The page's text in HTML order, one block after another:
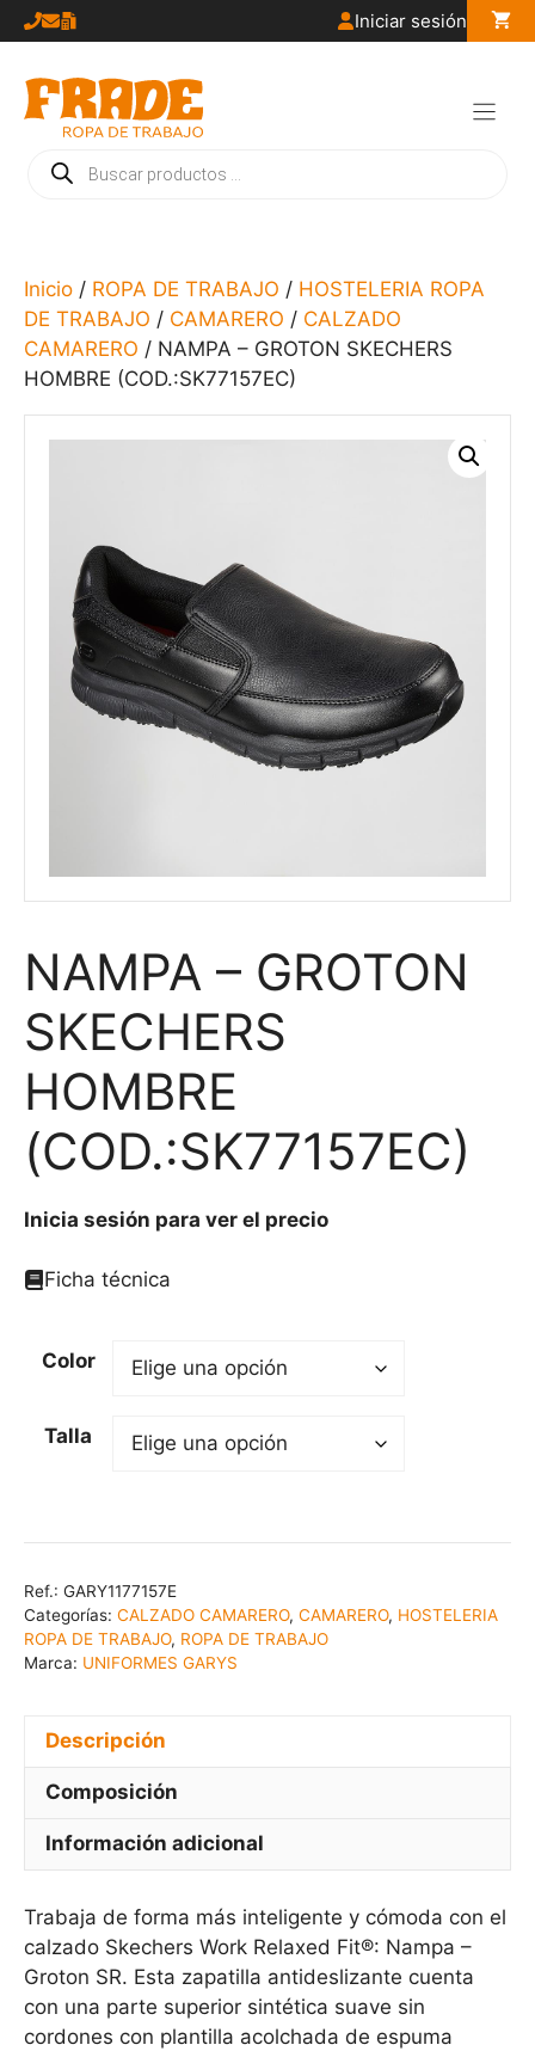
Saltar
al
contenido
Iniciar sesión
Búsqueda
de
Inicio / ROPA DE TRABAJO / HOSTELERIA ROPA
DE TRABAJO / CAMARERO / CALZADO
CAMARERO / NAMPA – GROTON SKECHERS
HOMBRE (COD.:SK77157EC)
NAMPA – GROTON
SKECHERS
HOMBRE
(COD.:SK77157EC)
Inicia sesión para ver el precio
Ficha técnica
Color
Talla
Ref.: GARY1177157E
Categorías: CALZADO CAMARERO, CAMARERO, HOSTELERIA
ROPA DE TRABAJO, ROPA DE TRABAJO
Marca: UNIFORMES GARYS
Descripción
Composición
Información adicional
Trabaja de forma más inteligente y cómoda con el
calzado Skechers Work Relaxed Fit®: Nampa –
Groton SR. Esta zapatilla antideslizante cuenta
con una parte superior sintética suave sin
cordones con plantilla acolchada de espuma